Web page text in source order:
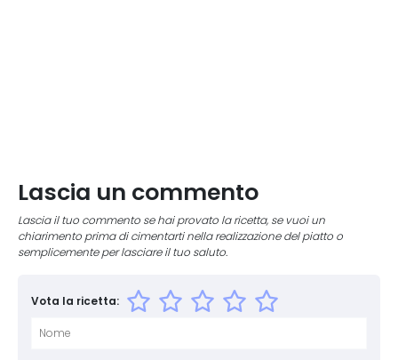
Lascia un commento
Lascia il tuo commento se hai provato la ricetta, se vuoi un
chiarimento prima di cimentarti nella realizzazione del piatto o
semplicemente per lasciare il tuo saluto.
Vota la ricetta: